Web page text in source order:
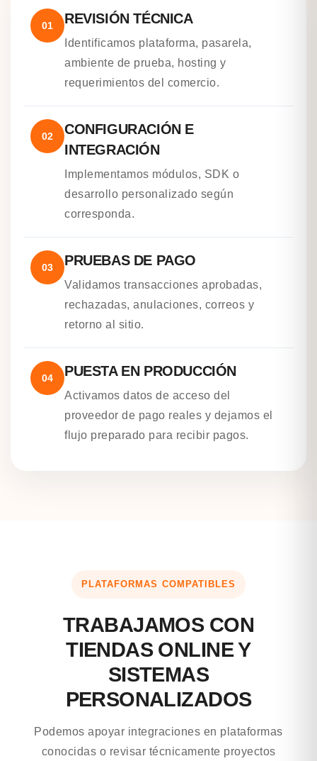
01 REVISIÓN TÉCNICA
Identificamos plataforma, pasarela,
ambiente de prueba, hosting y
requerimientos del comercio.
02
CONFIGURACIÓN E
INTEGRACIÓN
Implementamos módulos, SDK o
desarrollo personalizado según
corresponda.
03 PRUEBAS DE PAGO
Validamos transacciones aprobadas,
rechazadas, anulaciones, correos y
retorno al sitio.
04 PUESTA EN PRODUCCIÓN
Activamos datos de acceso del
proveedor de pago reales y dejamos el
flujo preparado para recibir pagos.
PLATAFORMAS COMPATIBLES
TRABAJAMOS CON
TIENDAS ONLINE Y
SISTEMAS
PERSONALIZADOS
Podemos apoyar integraciones en plataformas
conocidas o revisar técnicamente proyectos